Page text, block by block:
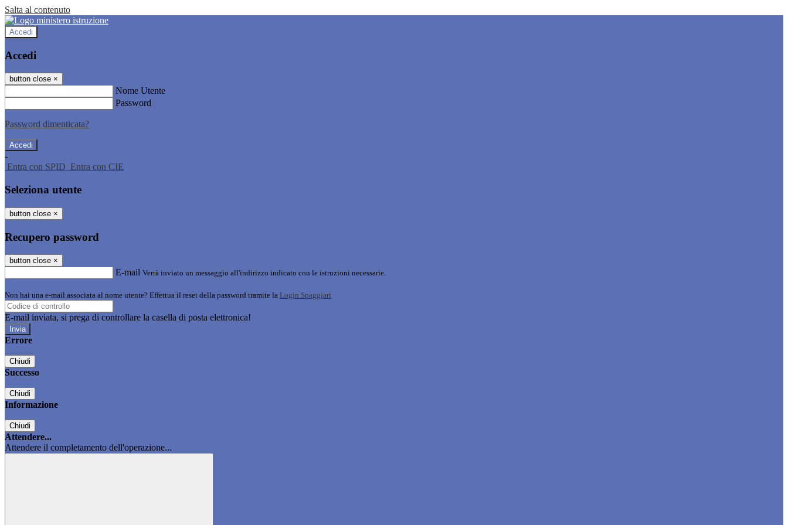
Salta al contenuto
Accedi
Accedi
button close ×
Nome Utente
Password
Password dimenticata?
-
Entra con SPID Entra con CIE
Seleziona utente
button close ×
Recupero password
button close ×
E-mail Verrà inviato un messaggio all'indirizzo indicato con le istruzioni necessarie.
Non hai una e-mail associata al nome utente? Effettua il reset della password tramite la Login Spaggiari
E-mail inviata, si prega di controllare la casella di posta elettronica!
Errore
Chiudi
Successo
Chiudi
Informazione
Chiudi
Attendere...
Attendere il completamento dell'operazione...